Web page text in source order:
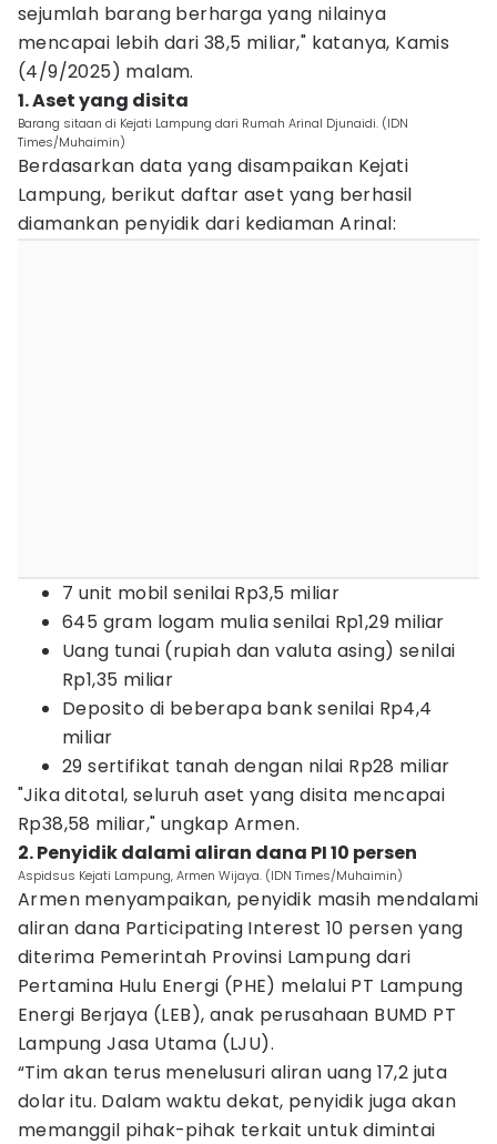
sejumlah barang berharga yang nilainya
mencapai lebih dari 38,5 miliar," katanya, Kamis
(4/9/2025) malam.
1. Aset yang disita
Barang sitaan di Kejati Lampung dari Rumah Arinal Djunaidi. (IDN
Times/Muhaimin)
Berdasarkan data yang disampaikan Kejati
Lampung, berikut daftar aset yang berhasil
diamankan penyidik dari kediaman Arinal:
7 unit mobil senilai Rp3,5 miliar
645 gram logam mulia senilai Rp1,29 miliar
Uang tunai (rupiah dan valuta asing) senilai
Rp1,35 miliar
Deposito di beberapa bank senilai Rp4,4
miliar
29 sertifikat tanah dengan nilai Rp28 miliar
"Jika ditotal, seluruh aset yang disita mencapai
Rp38,58 miliar," ungkap Armen.
2. Penyidik dalami aliran dana PI 10 persen
Aspidsus Kejati Lampung, Armen Wijaya. (IDN Times/Muhaimin)
Armen menyampaikan, penyidik masih mendalami
aliran dana Participating Interest 10 persen yang
diterima Pemerintah Provinsi Lampung dari
Pertamina Hulu Energi (PHE) melalui PT Lampung
Energi Berjaya (LEB), anak perusahaan BUMD PT
Lampung Jasa Utama (LJU).
“Tim akan terus menelusuri aliran uang 17,2 juta
dolar itu. Dalam waktu dekat, penyidik juga akan
memanggil pihak-pihak terkait untuk dimintai